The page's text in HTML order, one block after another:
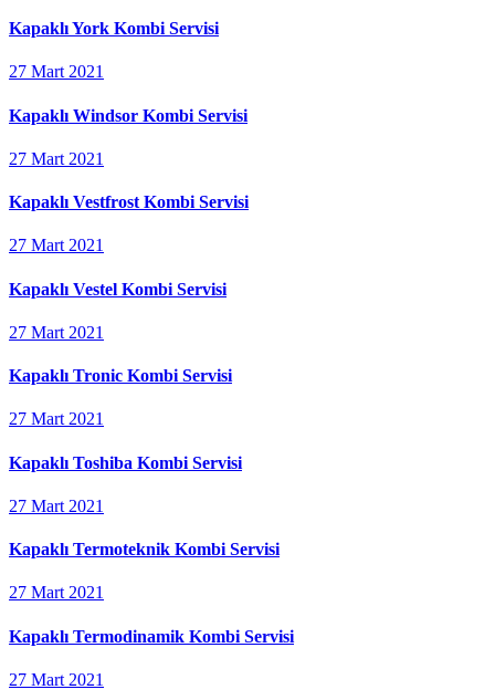
Kapaklı York Kombi Servisi
27 Mart 2021
Kapaklı Windsor Kombi Servisi
27 Mart 2021
Kapaklı Vestfrost Kombi Servisi
27 Mart 2021
Kapaklı Vestel Kombi Servisi
27 Mart 2021
Kapaklı Tronic Kombi Servisi
27 Mart 2021
Kapaklı Toshiba Kombi Servisi
27 Mart 2021
Kapaklı Termoteknik Kombi Servisi
27 Mart 2021
Kapaklı Termodinamik Kombi Servisi
27 Mart 2021